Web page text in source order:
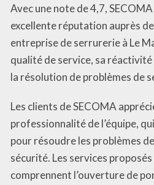
Avec une note de 4,7,
excellente réputation auprès
entreprise de serrurerie à Le
qualité de service, sa
la résolution de problèmes de
Les clients de SECOMA
professionnalité de l’équipe,
pour résoudre les problèmes
sécurité. Les services
comprennent l’ouverture de